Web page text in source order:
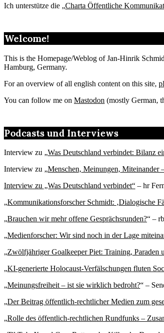
Ich unterstütze die „Charta Öffentliche
Welcome!
This is the Homepage/Weblog of Jan-Hinrik
Hamburg, Germany.
For an overview of all english content on this site,
You can follow me on Mastodon (mostly German,
Podcasts und Interviews
Interview zu „Was Deutschland verbindet: Bilanz
Interview zu „Menschen, Meinungen, Miteinander
Interview zu „Was Deutschland verbindet“ – hr
„Kommunikationsforscher Schmidt: ‚Dialogische
„Brauchen wir mehr offene Gesprächsrunden?“ –
„Medienforscher: Wir sind noch in der Lage
„Zwölfjähriger Goalkeeper Piet: Training,
„KI-generierte Holocaust-Verfälschungen fluten
„Meinungsfreiheit – ist sie wirklich bedroht?“ –
„Der Beitrag öffentlich-rechtlicher Medien zum
„Rolle des öffentlich-rechtlichen Rundfunks –